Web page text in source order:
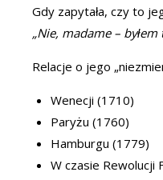
Gdy zapytała, czy to
„Nie, madame –
Relacje o jego
Wenecji (1710)
Paryżu (1760)
Hamburgu (1779)
W czasie Rewolucji